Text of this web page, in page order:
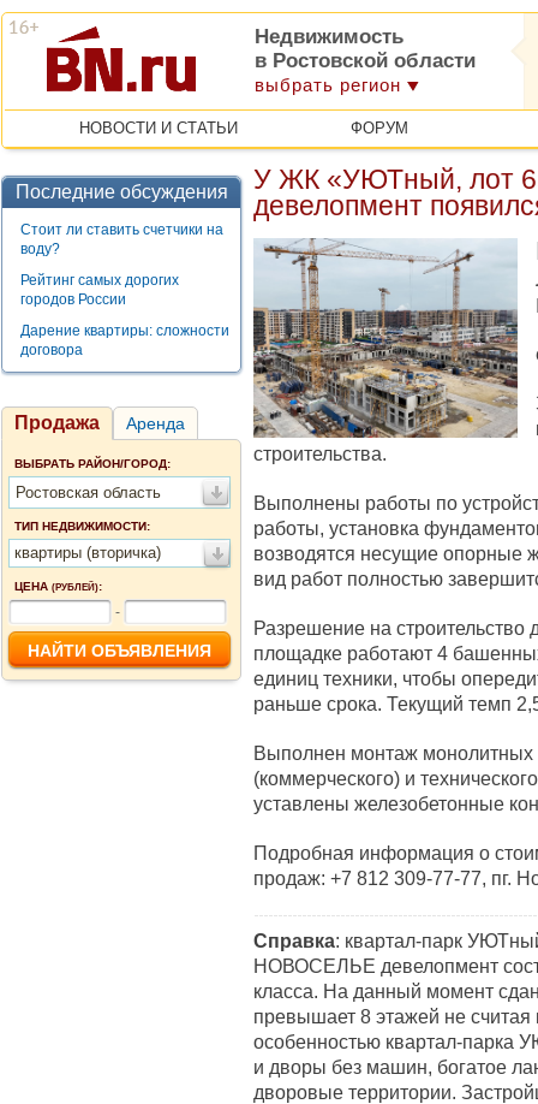
Недвижимость
в Ростовской области
выбрать регион
НОВОСТИ И СТАТЬИ ФОРУМ
Последние обсуждения
Стоит ли ставить счетчики на
воду?
Рейтинг самых дорогих
городов России
Дарение квартиры: сложности
договора
Продажа Аренда
ВЫБРАТЬ РАЙОН/ГОРОД:
Ростовская область
ТИП НЕДВИЖИМОСТИ:
квартиры (вторичка)
ЦЕНА (РУБЛЕЙ):
-
У ЖК «УЮТный, лот
девелопмент
строительства.
Выполнены работы по
работы, установка
возводятся несущие опорные
вид работ полностью
Разрешение на строительство
площадке работают 4
единиц техники, чтобы
раньше срока. Текущий темп
Выполнен монтаж монолитных
(коммерческого) и
уставлены железобетонные
Подробная информация о
продаж: +7 812 309-77-77, пг.
Справка: квартал-парк
НОВОСЕЛЬЕ девелопмент
класса. На данный момент
превышает 8 этажей не считая
особенностью квартал-парка
и дворы без машин, богатое
дворовые территории.